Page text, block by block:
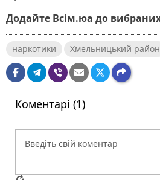
Додайте Всім.юа до
наркотики Хмельницький район
Коментарі (1)